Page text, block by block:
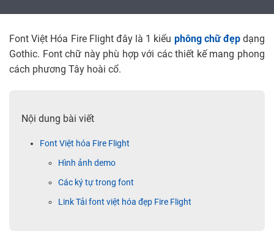
Font Việt Hóa Fire Flight đây là 1 kiểu phông chữ đẹpdạng
Gothic. Font chữ này phù hợp với các thiết kế mang phong
cách phương Tây hoài cổ.
Nội dung bài viết
Font Việt hóa Fire Flight
Hình ảnh demo
Các ký tự trong font
Link Tải font việt hóa đẹp Fire Flight